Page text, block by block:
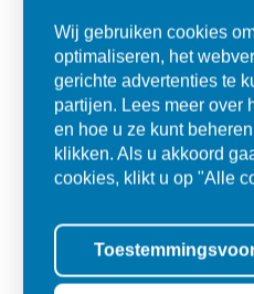
Wij gebruiken cookies
optimaliseren, het
gerichte advertenties te
partijen. Lees meer over
en hoe u ze kunt
klikken. Als u akkoord
cookies, klikt u op "Alle